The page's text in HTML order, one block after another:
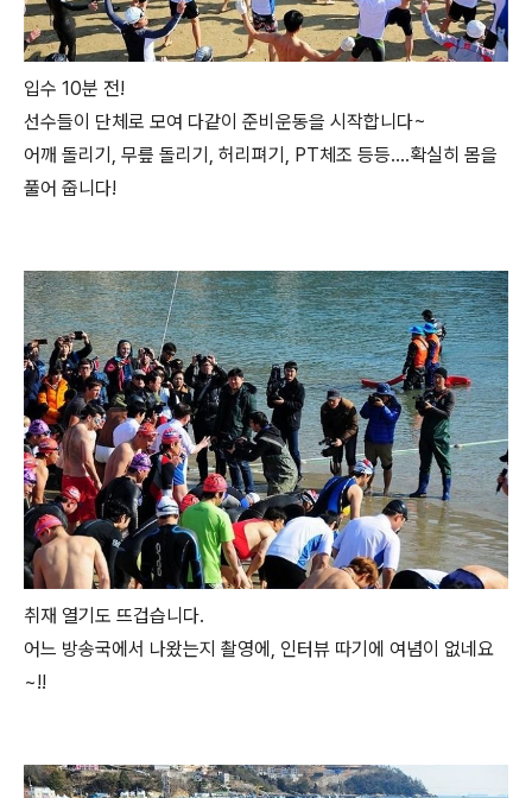
입수 10분 전!
선수들이 단체로 모여 다같이 준비운동을 시작합니다~
어깨 돌리기, 무릎 돌리기, 허리펴기, PT체조 등등....확실히 몸을
풀어 줍니다!
취재 열기도 뜨겁습니다.
어느 방송국에서 나왔는지 촬영에, 인터뷰 따기에 여념이 없네요
~!!